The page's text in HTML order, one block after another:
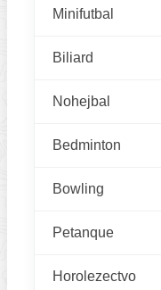
Minifutbal
Biliard
Nohejbal
Bedminton
Bowling
Petanque
Horolezectvo